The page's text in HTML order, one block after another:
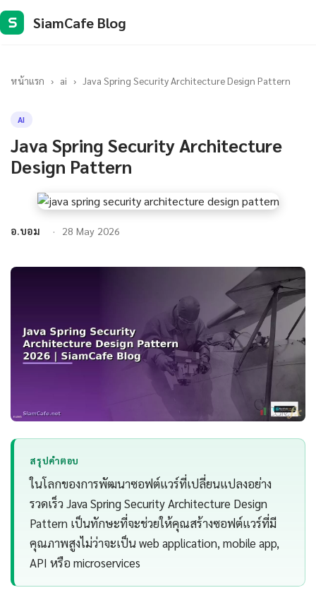
S SiamCafe Blog
หน้าแรก › ai › Java Spring Security Architecture Design Pattern
AI
Java Spring Security Architecture
Design Pattern
อ.บอม 28 May 2026
สรุปคำตอบ
ในโลกของการพัฒนาซอฟต์แวร์ที่เปลี่ยนแปลงอย่าง
รวดเร็ว Java Spring Security Architecture Design
Pattern เป็นทักษะที่จะช่วยให้คุณสร้างซอฟต์แวร์ที่มี
คุณภาพสูงไม่ว่าจะเป็น web application, mobile app,
API หรือ microservices